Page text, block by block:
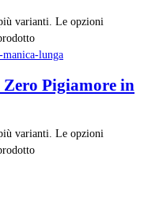
varianti. Le opzioni
Pigiamore in
varianti. Le opzioni